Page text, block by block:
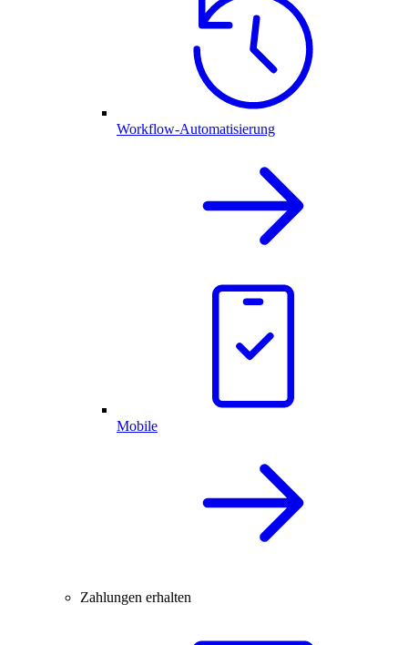
Workflow-Automatisierung
Mobile
Zahlungen erhalten